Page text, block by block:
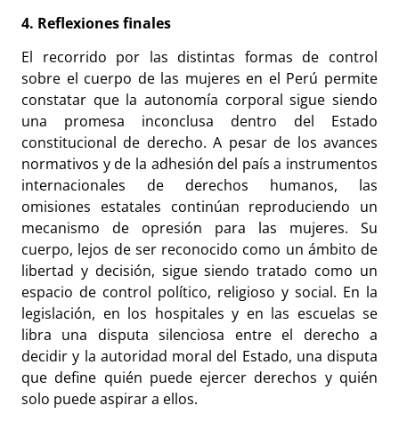
4. Reflexiones finales
El recorrido por las distintas formas de control
sobre el cuerpo de las mujeres en el Perú permite
constatar que la autonomía corporal sigue siendo
una promesa inconclusa dentro del Estado
constitucional de derecho. A pesar de los avances
normativos y de la adhesión del país a instrumentos
internacionales de derechos humanos, las
omisiones estatales continúan reproduciendo un
mecanismo de opresión para las mujeres. Su
cuerpo, lejos de ser reconocido como un ámbito de
libertad y decisión, sigue siendo tratado como un
espacio de control político, religioso y social. En la
legislación, en los hospitales y en las escuelas se
libra una disputa silenciosa entre el derecho a
decidir y la autoridad moral del Estado, una disputa
que define quién puede ejercer derechos y quién
solo puede aspirar a ellos.